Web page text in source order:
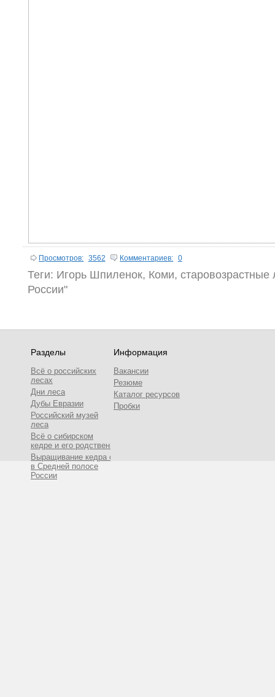
Просмотров: 3562 Комментариев: 0
Теги: Игорь Шпиленок, Коми,старовозрастные
России"
Разделы
Всё о российских
лесах
Дни леса
Дубы Евразии
Российский музей
леса
Всё о сибирском
кедре и его родственниках
Выращивание кедра сибирского
в Средней полосе
России
Информация
Вакансии
Резюме
Каталог ресурсов
Пробки